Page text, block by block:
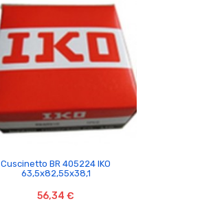

Cuscinetto BR 405224 IKO
63,5x82,55x38,1
56,34 €